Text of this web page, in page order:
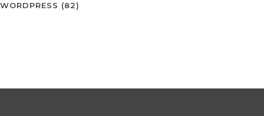
WORDPRESS (82)